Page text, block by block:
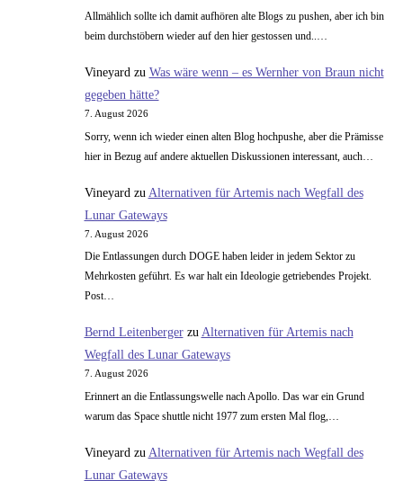
Allmählich sollte ich damit aufhören alte Blogs zu pushen, aber ich bin
beim durchstöbern wieder auf den hier gestossen und..…
Vineyardzu Was wäre wenn – es Wernher von Braun nicht
gegeben hätte?
7. August 2026
Sorry, wenn ich wieder einen alten Blog hochpushe, aber die Prämisse
hier in Bezug auf andere aktuellen Diskussionen interessant, auch…
Vineyard zu Alternativen für Artemis nach Wegfall des
Lunar Gateways
7. August 2026
Die Entlassungen durch DOGE haben leider in jedem Sektor zu
Mehrkosten geführt. Es war halt ein Ideologie getriebendes Projekt.
Post…
Bernd Leitenbergerzu Alternativen für Artemis nach
Wegfall des Lunar Gateways
7. August 2026
Erinnert an die Entlassungswelle nach Apollo. Das war ein Grund
warum das Space shuttle nicht 1977 zum ersten Mal flog,…
Vineyard zu Alternativen für Artemis nach Wegfall des
Lunar Gateways